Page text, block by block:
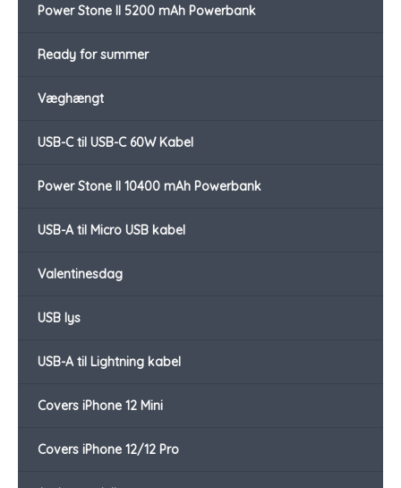
Power Stone II 5200 mAh Powerbank
Ready for summer
Væghængt
USB-C til USB-C 60W Kabel
Power Stone II 10400 mAh Powerbank
USB-A til Micro USB kabel
Valentinesdag
USB lys
USB-A til Lightning kabel
Covers iPhone 12 Mini
Covers iPhone 12/12 Pro